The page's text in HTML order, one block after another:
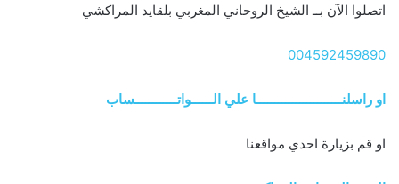
اتصلوا الآن بــ الشيخ الروحاني المغربي بلقايد المراكشي
004592459890
او راسلنــــــــــــــــــــــــا علي الــــــواتــــــــــــساب
او قم بزيارة احدي مواقعنا